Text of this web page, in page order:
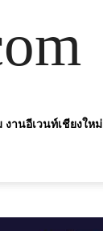
งานอีเวนท์เชียงใหม่